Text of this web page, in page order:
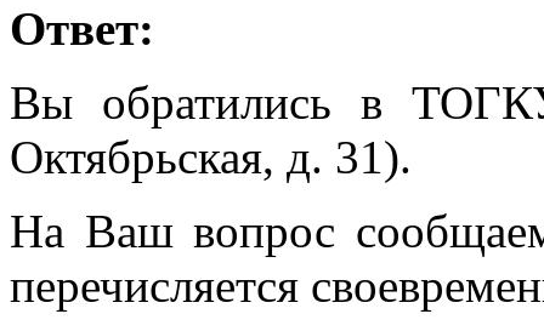
Ответ:
Вы обратились в
Октябрьская, д. 31).
На Ваш вопрос
перечисляется